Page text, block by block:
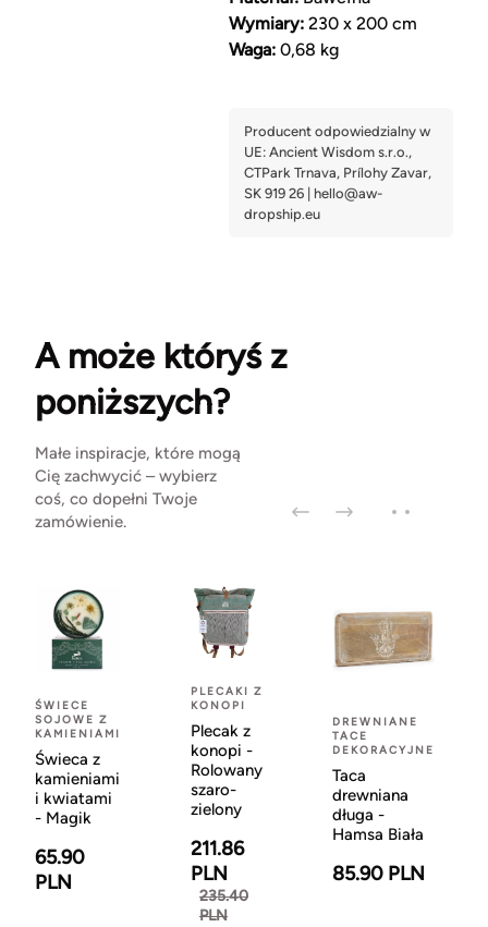
Wymiary:230 x 200 cm
Waga:0,68 kg
A może któryś z
poniższych?
Małe inspiracje, które mogą
Cię zachwycić – wybierz
coś, co dopełni Twoje
zamówienie.
ŚWIECE
SOJOWE Z
KAMIENIAMI
Świeca z
kamieniami
i kwiatami
- Magik
65.90
PLN
PLECAKI Z
KONOPI
Plecak z
konopi -
Rolowany
szaro-
zielony
211.86
PLN
235.40
PLN
DREWNIANE
TACE
DEKORACYJNE
Taca
drewniana
długa -
Hamsa Biała
85.90 PLN